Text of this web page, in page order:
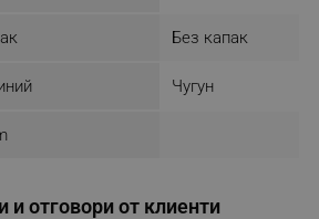
Без капак
Чугун
отговори от клиенти